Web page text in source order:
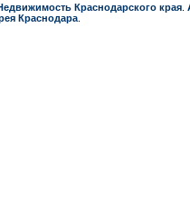
Краснодарcкого края
Краснодара